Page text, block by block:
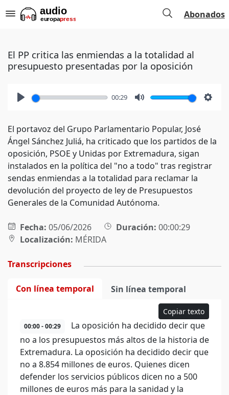
Abonados
El PP critica las enmiendas a la totalidad al
presupuesto presentadas por la oposición
00:29
El portavoz del Grupo Parlamentario Popular, José
Ángel Sánchez Juliá, ha criticado que los partidos de la
oposición, PSOE y Unidas por Extremadura, sigan
instalados en la política del "no a todo" tras registrar
sendas enmiendas a la totalidad para reclamar la
devolución del proyecto de ley de Presupuestos
Generales de la Comunidad Autónoma.
Fecha: 05/06/2026 Duración: 00:00:29
Localización: MÉRIDA
Transcripciones
Con línea temporal Sin línea temporal
Copiar texto
00:00 - 00:29
La oposición ha decidido decir que
no a los presupuestos más altos de la historia de
Extremadura. La oposición ha decidido decir que
no a 8.854 millones de euros. Quienes dicen
defender los servicios públicos dicen no a 500
millones de euros más para la sanidad y la